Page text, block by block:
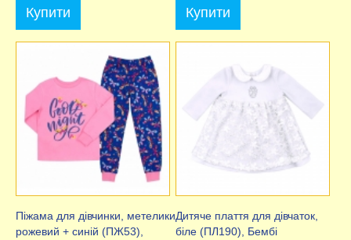
Купити Купити
Піжама для дівчинки, метелики
рожевий + синій (ПЖ53),
Дитяче плаття для дівчаток,
біле (ПЛ190), Бембі